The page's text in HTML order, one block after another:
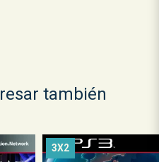
también
3X2